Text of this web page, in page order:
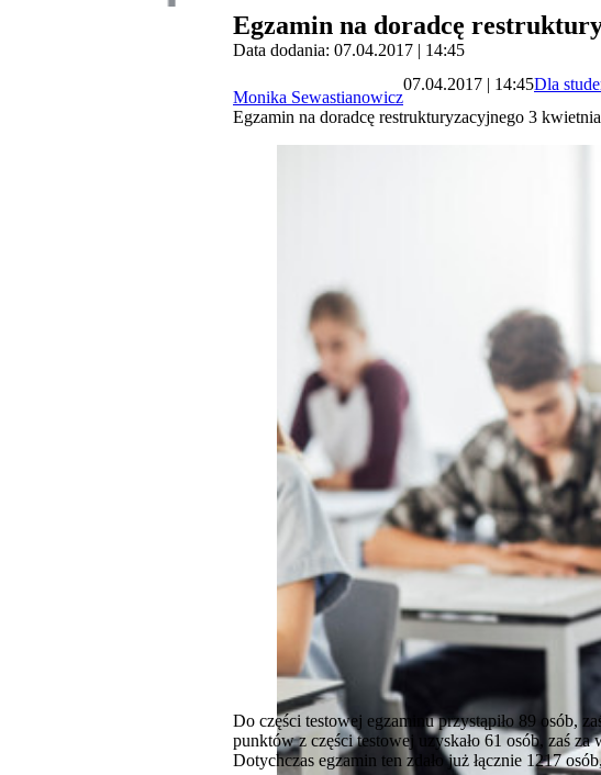
Egzamin na doradcę
Data dodania: 07.04.2017 | 14:45
Monika Sewastianowicz
07.04.2017 | 14:45Dla
Egzamin na doradcę restrukturyzacyjnego 3
Do części testowej egzaminu przystąpiło 89 osób,
punktów z części testowej uzyskało 61 osób, zaś
Dotychczas egzamin ten zdało już łącznie 1217